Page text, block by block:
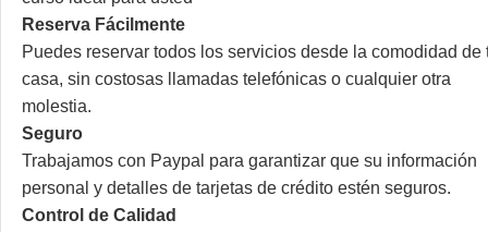
Reserva Fácilmente
Puedes reservar todos los servicios desde la comodidad de
casa, sin costosas llamadas telefónicas o cualquier otra
molestia.
Seguro
Trabajamos con Paypal para garantizar que su información
personal y detalles de tarjetas de crédito estén seguros.
Control de Calidad